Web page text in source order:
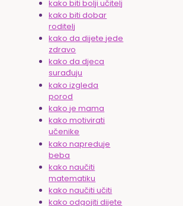
kako biti bolji učitelj
kako biti dobar
roditelj
kako da dijete jede
zdravo
kako da djeca
surađuju
kako izgleda
porod
kako je mama
kako motivirati
učenike
kako napreduje
beba
kako naučiti
matematiku
kako naučiti učiti
kako odgojiti dijete